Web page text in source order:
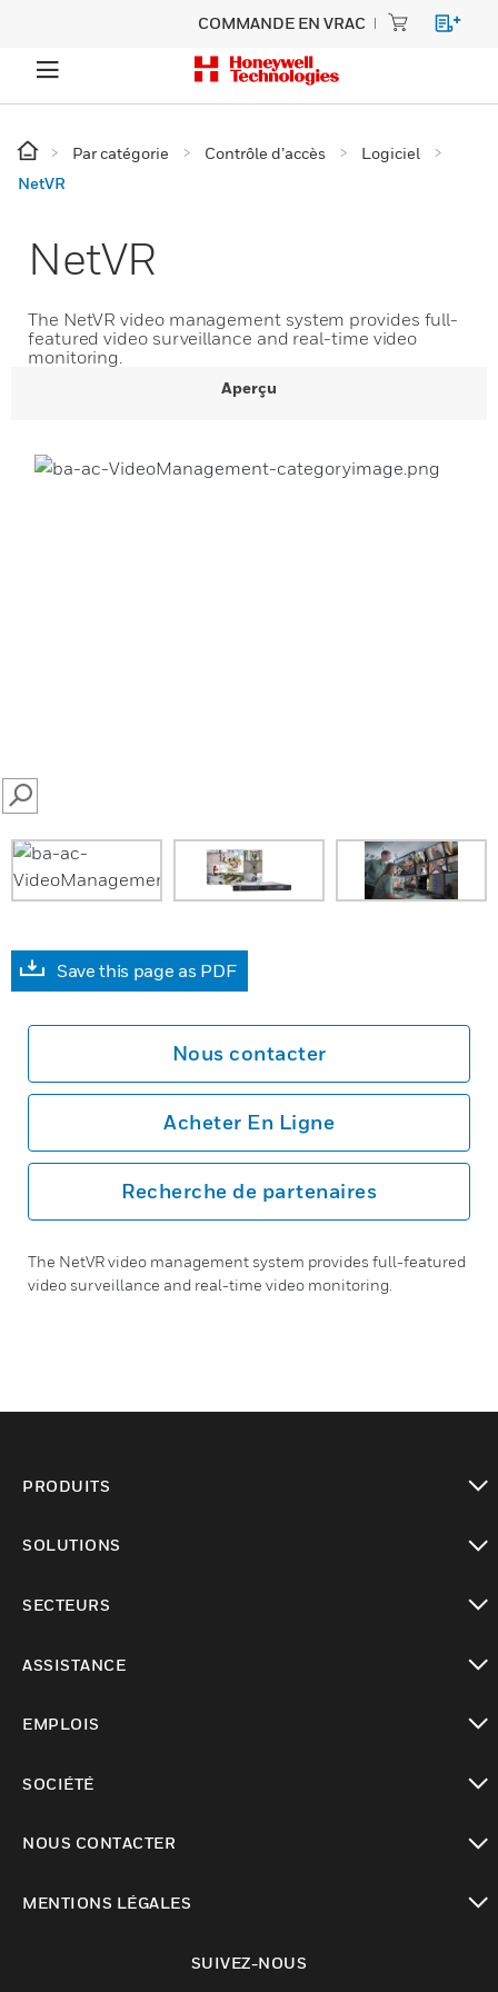
COMMANDE EN VRAC
Par catégorie Contrôle d’accès
Logiciel
NetVR
NetVR
The NetVR video management system provides full-
featured video surveillance and real-time video
monitoring.
Aperçu
SEARCH
Save this page as PDF
Nous contacter
Acheter En Ligne
Recherche de partenaires
The NetVR video management system provides full-featured
video surveillance and real-time video monitoring.
PRODUITS
SOLUTIONS
SECTEURS
ASSISTANCE
EMPLOIS
SOCIÉTÉ
NOUS CONTACTER
MENTIONS LÉGALES
SUIVEZ-NOUS